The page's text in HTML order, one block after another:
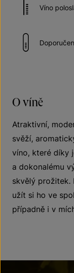
Víno
O víně
Atraktivní,
svěží,
víno, které díky
a dokonalému
skvělý prožitek.
užít si ho ve
případně i v